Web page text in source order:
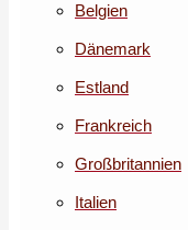
Belgien
Dänemark
Estland
Frankreich
Großbritannien
Italien